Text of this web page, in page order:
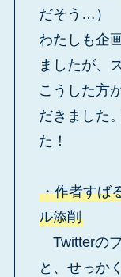
だそう…）
わたしも企
ましたが、
こうした方
だきました
た！
・作者すば
ル添削
Twitterの
と、せっか